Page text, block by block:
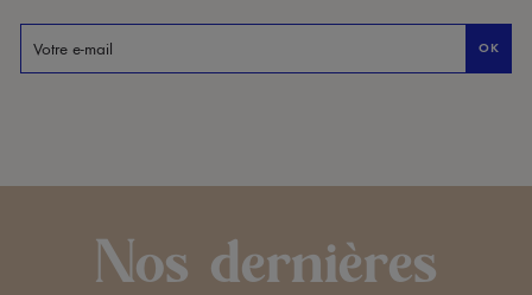
OK
Nos dernières